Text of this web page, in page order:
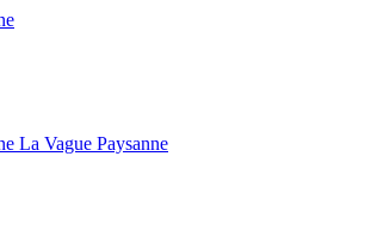
La Vague Paysanne